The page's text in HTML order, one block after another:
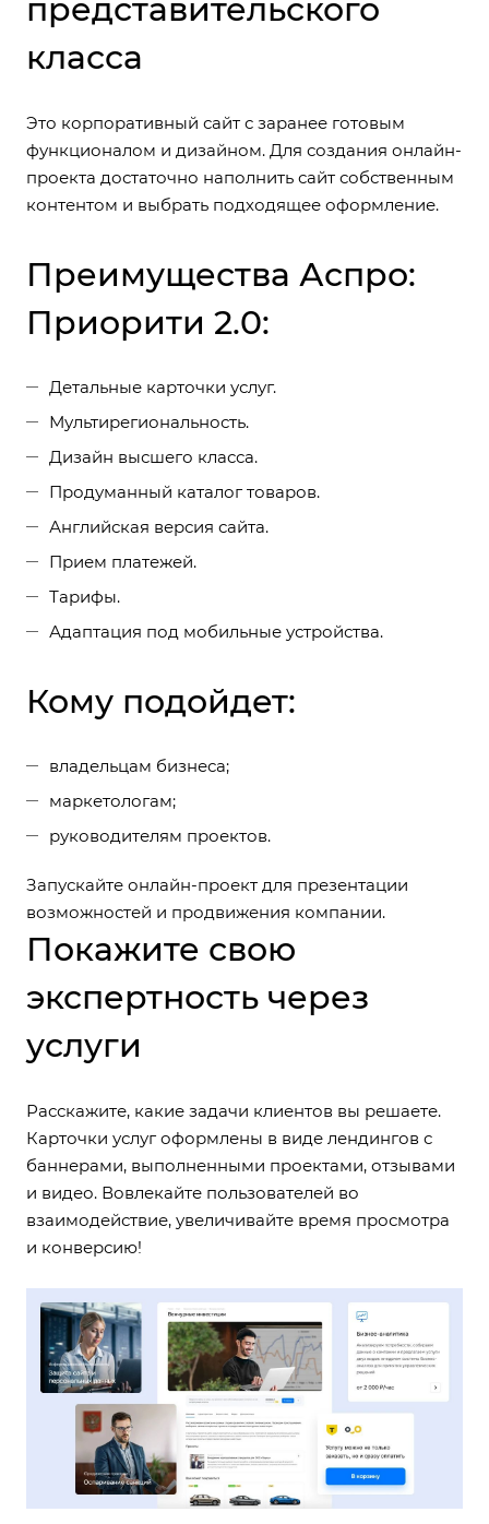
представительского
класса
Это корпоративный сайт с заранее готовым
функционалом и дизайном. Для создания онлайн-
проекта достаточно наполнить сайт собственным
контентом и выбрать подходящее оформление.
Преимущества Аспро:
Приорити 2.0:
Детальные карточки услуг.
Мультирегиональность.
Дизайн высшего класса.
Продуманный каталог товаров.
Английская версия сайта.
Прием платежей.
Тарифы.
Адаптация под мобильные устройства.
Кому подойдет:
владельцам бизнеса;
маркетологам;
руководителям проектов.
Запускайте онлайн-проект для презентации
возможностей и продвижения компании.
Покажите свою
экспертность через
услуги
Расскажите, какие задачи клиентов вы решаете.
Карточки услуг оформлены в виде лендингов с
баннерами, выполненными проектами, отзывами
и видео. Вовлекайте пользователей во
взаимодействие, увеличивайте время просмотра
и конверсию!